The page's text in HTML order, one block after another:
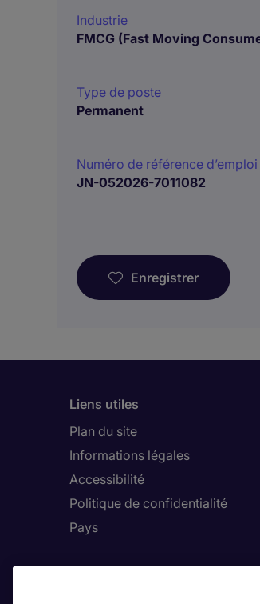
Industrie
FMCG (Fast Moving
Type de poste
Permanent
Numéro de référence d’emploi
JN-052026-7011082
Enregistrer
Liens utiles
Plan du site
Informations légales
Accessibilité
Politique de confidentialité
Pays